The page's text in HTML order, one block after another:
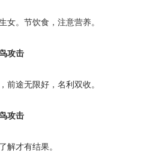
女。节饮食，注意营养。
攻击
前途无限好，名利双收。
攻击
解才有结果。